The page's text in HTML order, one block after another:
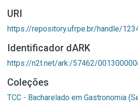
URI
https://repository.ufrpe.br/handle/
Identificador dARK
https://n2t.net/ark:/57462/
Coleções
TCC - Bacharelado em Gastronomia